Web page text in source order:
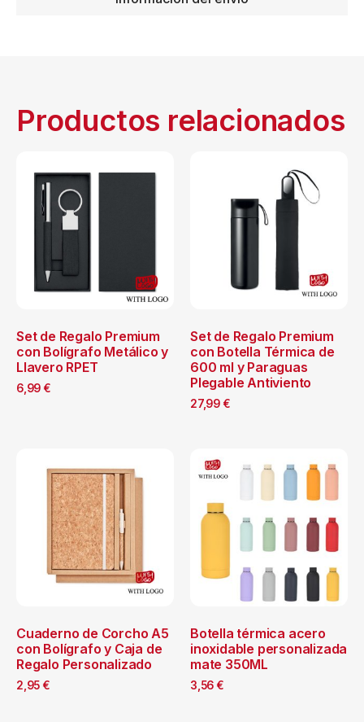
Productos relacionados
Set de Regalo Premium
con Bolígrafo Metálico y
Llavero RPET
6,99 €
Set de Regalo Premium
con Botella Térmica de
600 ml y Paraguas
Plegable Antiviento
27,99 €
Cuaderno de Corcho A5
con Bolígrafo y Caja de
Regalo Personalizado
2,95 €
Botella térmica acero
inoxidable personalizada
mate 350ML
3,56 €